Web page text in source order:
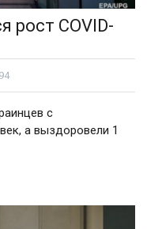
рост COVID-
с
а выздоровели 1